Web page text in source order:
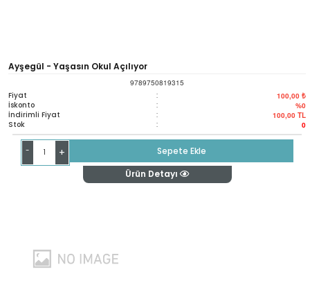
Ayşegül - Yaşasın Okul Açılıyor
9789750819315
Fiyat : 100,00 ₺
İskonto : %0
İndirimli Fiyat : 100,00 TL
Stok : 0
- +
Sepete Ekle
Ürün Detayı